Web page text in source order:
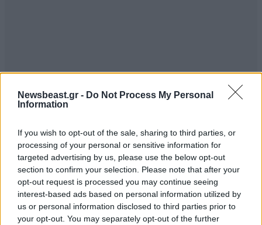
Newsbeast.gr - Do Not Process My Personal
Information
If you wish to opt-out of the sale, sharing to third parties, or
processing of your personal or sensitive information for
targeted advertising by us, please use the below opt-out
section to confirm your selection. Please note that after your
opt-out request is processed you may continue seeing
interest-based ads based on personal information utilized by
us or personal information disclosed to third parties prior to
your opt-out. You may separately opt-out of the further